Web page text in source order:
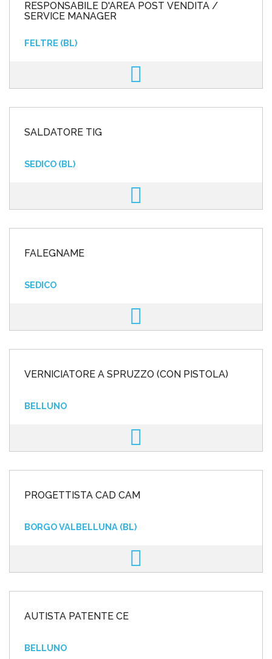
RESPONSABILE D'AREA POST VENDITA /
SERVICE MANAGER
FELTRE (BL)
SALDATORE TIG
SEDICO (BL)
FALEGNAME
SEDICO
VERNICIATORE A SPRUZZO (CON PISTOLA)
BELLUNO
PROGETTISTA CAD CAM
BORGO VALBELLUNA (BL)
AUTISTA PATENTE CE
BELLUNO